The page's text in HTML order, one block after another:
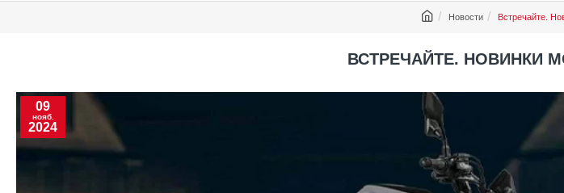
Новости Встречайте.
ВСТРЕЧАЙТЕ. НОВИНКИ
09
нояб.
2024